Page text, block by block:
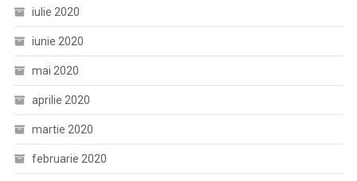
iulie 2020
iunie 2020
mai 2020
aprilie 2020
martie 2020
februarie 2020